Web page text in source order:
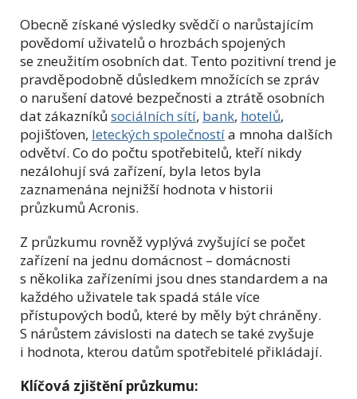
Obecně získané výsledky svědčí o narůstajícím
povědomí uživatelů o hrozbách spojených
se zneužitím osobních dat. Tento pozitivní trend je
pravděpodobně důsledkem množících se zpráv
o narušení datové bezpečnosti a ztrátě osobních
dat zákazníků sociálních sítí, bank, hotelů,
pojišťoven, leteckých společnostía mnoha dalších
odvětví. Co do počtu spotřebitelů, kteří nikdy
nezálohují svá zařízení, byla letos byla
zaznamenána nejnižší hodnota v historii
průzkumů Acronis.
Z průzkumu rovněž vyplývá zvyšující se počet
zařízení na jednu domácnost – domácnosti
s několika zařízeními jsou dnes standardem a na
každého uživatele tak spadá stále více
přístupových bodů, které by měly být chráněny.
S nárůstem závislosti na datech se také zvyšuje
i hodnota, kterou datům spotřebitelé přikládají.
Klíčová zjištění průzkumu: